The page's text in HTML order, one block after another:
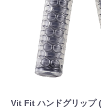
Vit Fit ハンドグリップ